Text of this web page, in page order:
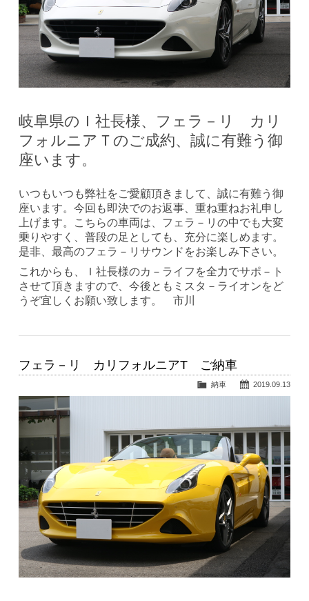
岐阜県のＩ社長様、フェラ－リ カリ
フォルニアＴのご成約、誠に有難う御
座います。
いつもいつも弊社をご愛顧頂きまして、誠に有難う御
座います。今回も即決でのお返事、重ね重ねお礼申し
上げます。こちらの車両は、フェラ－リの中でも大変
乗りやすく、普段の足としても、充分に楽しめます。
是非、最高のフェラ－リサウンドをお楽しみ下さい。
これからも、Ｉ社長様のカ－ライフを全力でサポ－ト
させて頂きますので、今後ともミスタ－ライオンをど
うぞ宜しくお願い致します。 市川
フェラ－リ カリフォルニアT ご納車
2019.09.13
納車